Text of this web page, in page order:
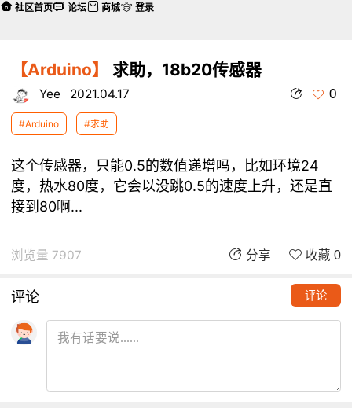
【Arduino】 求助，18b20传感器
Yee 2021.04.17 0
#Arduino #求助
这个传感器，只能0.5的数值递增吗，比如环境24
度，热水80度，它会以没跳0.5的速度上升，还是直
接到80啊...
浏览量 7907 分享 收藏 0
评论 评论
社区首页 论坛 商城 登录